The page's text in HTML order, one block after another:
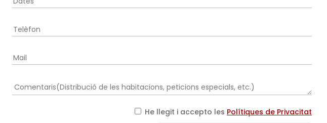
He llegit i accepto les Polítiques de Privacitat